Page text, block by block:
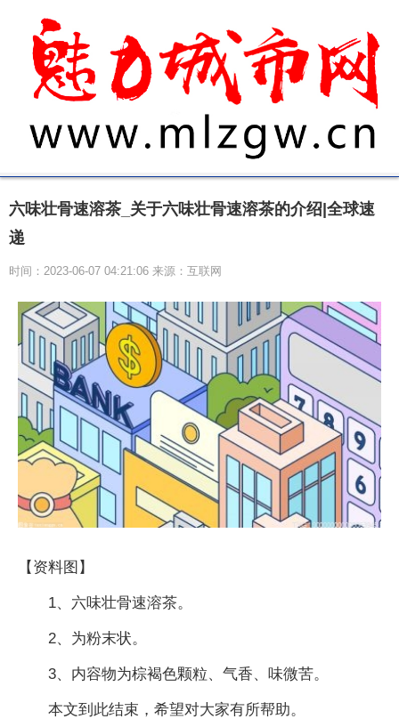
六味壮骨速溶茶_关于六味壮骨速溶茶的介绍|全球速
递
时间：2023-06-07 04:21:06 来源：互联网
【资料图】
1、六味壮骨速溶茶。
2、为粉末状。
3、内容物为棕褐色颗粒、气香、味微苦。
本文到此结束，希望对大家有所帮助。